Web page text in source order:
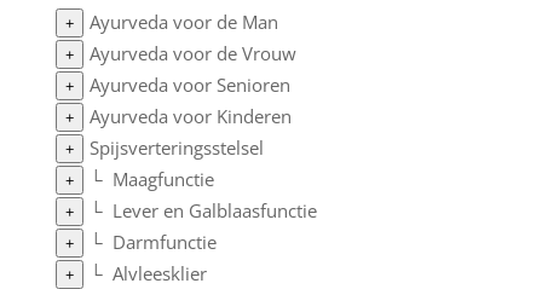
+ Ayurveda voor de Man
+ Ayurveda voor de Vrouw
+ Ayurveda voor Senioren
+ Ayurveda voor Kinderen
+ Spijsverteringsstelsel
+ └ Maagfunctie
+ └ Lever en Galblaasfunctie
+ └ Darmfunctie
+ └ Alvleesklier